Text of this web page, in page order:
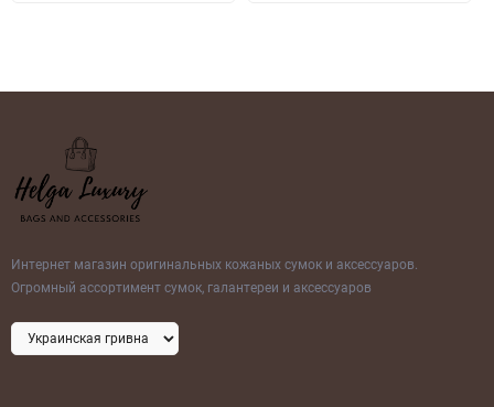
Интернет магазин оригинальных кожаных сумок и аксессуаров.
Огромный ассортимент сумок, галантереи и аксессуаров